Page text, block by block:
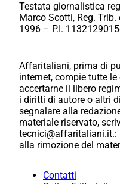
Testata giornalistica
Marco Scotti, Reg.
1996 – P.I.
Affaritaliani, prima di
internet, compie tutte
accertarne il libero
i diritti di autore o altri
segnalare alla
materiale riservato,
tecnici@affaritaliani.it.:
alla rimozione del
Contatti